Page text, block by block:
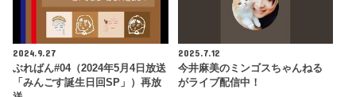
2024.9.27
ぶればん#04（2024年5月4日放送
「みんごす誕生日回SP」）再放
2025.7.12
今井麻美のミンゴスちゃんねる
がライブ配信中！